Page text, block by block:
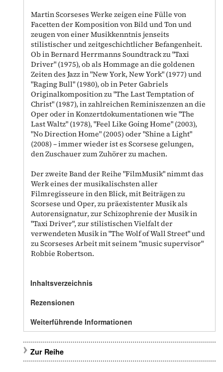
Martin Scorseses Werke zeigen eine Fülle von
Facetten der Komposition von Bild und Ton und
zeugen von einer Musikkenntnis jenseits
stilistischer und zeitgeschichtlicher Befangenheit.
Ob in Bernard Herrmanns Soundtrack zu "Taxi
Driver" (1975), ob als Hommage an die goldenen
Zeiten des Jazz in "New York, New York" (1977) und
"Raging Bull" (1980), ob in Peter Gabriels
Originalkomposition zu "The Last Temptation of
Christ" (1987), in zahlreichen Reminiszenzen an die
Oper oder in Konzertdokumentationen wie "The
Last Waltz" (1978), "Feel Like Going Home" (2003),
"No Direction Home" (2005) oder "Shine a Light"
(2008) – immer wieder ist es Scorsese gelungen,
den Zuschauer zum Zuhörer zu machen.
Der zweite Band der Reihe "FilmMusik" nimmt das
Werk eines der musikalischsten aller
Filmregisseure in den Blick, mit Beiträgen zu
Scorsese und Oper, zu präexistenter Musik als
Autorensignatur, zur Schizophrenie der Musik in
"Taxi Driver", zur stilistischen Vielfalt der
verwendeten Musik in "The Wolf of Wall Street" und
zu Scorseses Arbeit mit seinem "music supervisor"
Robbie Robertson.
Inhaltsverzeichnis
Rezensionen
Weiterführende Informationen
Zur Reihe